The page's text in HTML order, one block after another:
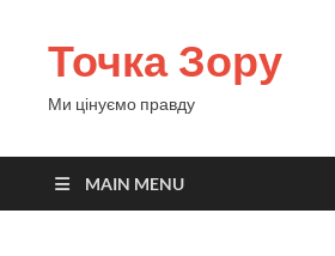
Точка Зору
Ми цінуємо правду
MAIN MENU